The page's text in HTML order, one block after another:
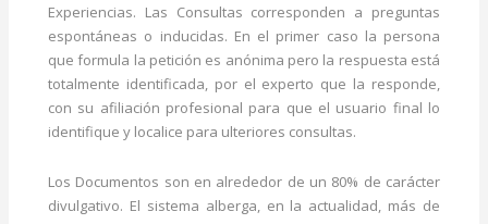
Experiencias. Las Consultas corresponden a preguntas
espontáneas o inducidas. En el primer caso la persona
que formula la petición es anónima pero la respuesta está
totalmente identificada, por el experto que la responde,
con su afiliación profesional para que el usuario final lo
identifique y localice para ulteriores consultas.
Los Documentos son en alrededor de un 80% de carácter
divulgativo. El sistema alberga, en la actualidad, más de